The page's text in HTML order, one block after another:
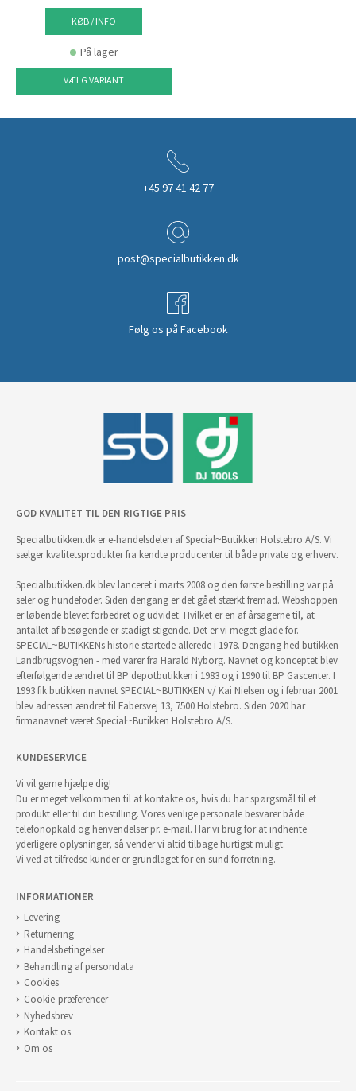
KØB / INFO
På lager
VÆLG VARIANT
+45 97 41 42 77
post@specialbutikken.dk
Følg os på Facebook
GOD KVALITET TIL DEN RIGTIGE PRIS
Specialbutikken.dk er e-handelsdelen af Special~Butikken Holstebro A/S. Vi
sælger kvalitetsprodukter fra kendte producenter til både private og erhverv.
Specialbutikken.dk blev lanceret i marts 2008 og den første bestilling var på
seler og hundefoder. Siden dengang er det gået stærkt fremad. Webshoppen
er løbende blevet forbedret og udvidet. Hvilket er en af årsagerne til, at
antallet af besøgende er stadigt stigende. Det er vi meget glade for.
SPECIAL~BUTIKKENs historie startede allerede i 1978. Dengang hed butikken
Landbrugsvognen - med varer fra Harald Nyborg. Navnet og konceptet blev
efterfølgende ændret til BP depotbutikken i 1983 og i 1990 til BP Gascenter. I
1993 fik butikken navnet SPECIAL~BUTIKKEN v/ Kai Nielsen og i februar 2001
blev adressen ændret til Fabersvej 13, 7500 Holstebro. Siden 2020 har
firmanavnet været Special~Butikken Holstebro A/S.
KUNDESERVICE
Vi vil gerne hjælpe dig!
Du er meget velkommen til at kontakte os, hvis du har spørgsmål til et
produkt eller til din bestilling. Vores venlige personale besvarer både
telefonopkald og henvendelser pr. e-mail. Har vi brug for at indhente
yderligere oplysninger, så vender vi altid tilbage hurtigst muligt.
Vi ved at tilfredse kunder er grundlaget for en sund forretning.
INFORMATIONER
Levering
Returnering
Handelsbetingelser
Behandling af persondata
Cookies
Cookie-præferencer
Nyhedsbrev
Kontakt os
Om os